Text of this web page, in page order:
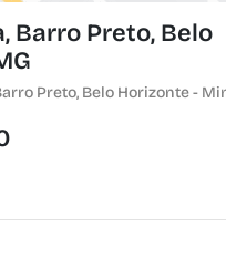
Barro Preto, Belo
Preto, Belo Horizonte -